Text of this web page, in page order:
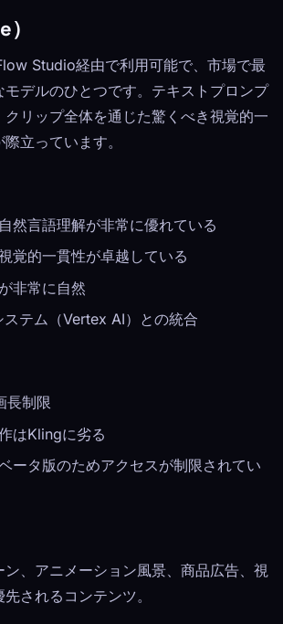
Studio経由で利用可能で、市場で最
モデルのひとつです。テキストプロンプ
クリップ全体を通じた驚くべき視覚的一
立っています。
然言語理解が非常に優れている
覚的一貫性が卓越している
非常に自然
テム（Vertex AI）との統合
長制限
はKlingに劣る
ータ版のためアクセスが制限されてい
、アニメーション風景、商品広告、視
されるコンテンツ。